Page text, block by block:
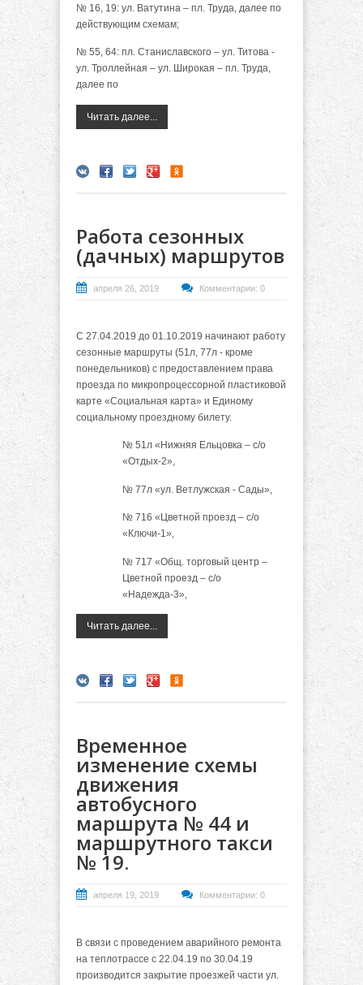
№ 16, 19: ул. Ватутина – пл. Труда, далее по
действующим схемам;
№ 55, 64: пл. Станиславского – ул. Титова -
ул. Троллейная – ул. Широкая – пл. Труда,
далее по
Читать далее...
Работа сезонных
(дачных) маршрутов
апреля 26, 2019 Комментарии: 0
С 27.04.2019 до 01.10.2019 начинают работу
сезонные маршруты (51л, 77л - кроме
понедельников) с предоставлением права
проезда по микропроцессорной пластиковой
карте «Социальная карта» и Единому
социальному проездному билету.
№ 51л «Нижняя Ельцовка – с/о
«Отдых-2»,
№ 77л «ул. Ветлужская - Сады»,
№ 716 «Цветной проезд – с/о
«Ключи-1»,
№ 717 «Общ. торговый центр –
Цветной проезд – с/о
«Надежда-3»,
Читать далее...
Временное
изменение схемы
движения
автобусного
маршрута № 44 и
маршрутного такси
№ 19.
апреля 19, 2019 Комментарии: 0
В связи с проведением аварийного ремонта
на теплотрассе с 22.04.19 по 30.04.19
производится закрытие проезжей части ул.